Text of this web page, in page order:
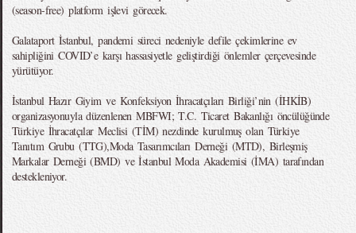
(season-free) platform işlevi görecek.
Galataport İstanbul, pandemi süreci nedeniyle defile çekimlerine ev
sahipliğini COVID’e karşı hassasiyetle geliştirdiği önlemler çerçevesinde
yürütüyor.
İstanbul Hazır Giyim ve Konfeksiyon İhracatçıları Birliği’nin (İHKİB)
organizasyonuyla düzenlenen MBFWI; T.C. Ticaret Bakanlığı öncülüğünde
Türkiye İhracatçılar Meclisi (TİM) nezdinde kurulmuş olan Türkiye
Tanıtım Grubu (TTG),Moda Tasarımcıları Derneği (MTD), Birleşmiş
Markalar Derneği (BMD) ve İstanbul Moda Akademisi (İMA) tarafından
destekleniyor.